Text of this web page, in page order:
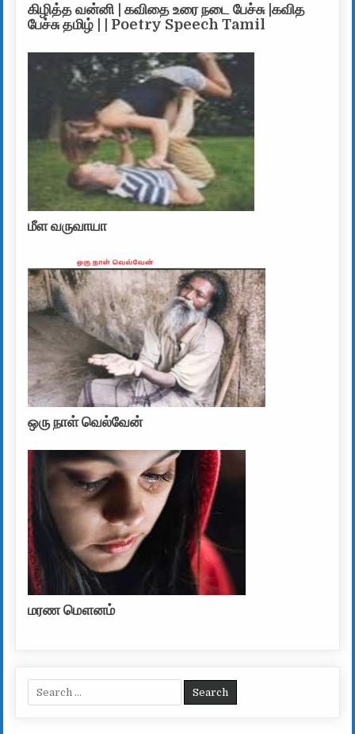
கிழித்த வன்னி | கவிதை உரை நடை பேச்சு |கவித
பேச்சு தமிழ் | | Poetry Speech Tamil
மீள வருவாயா
ஒரு நாள் வெல்வேன்
மரண மௌனம்
Search for: